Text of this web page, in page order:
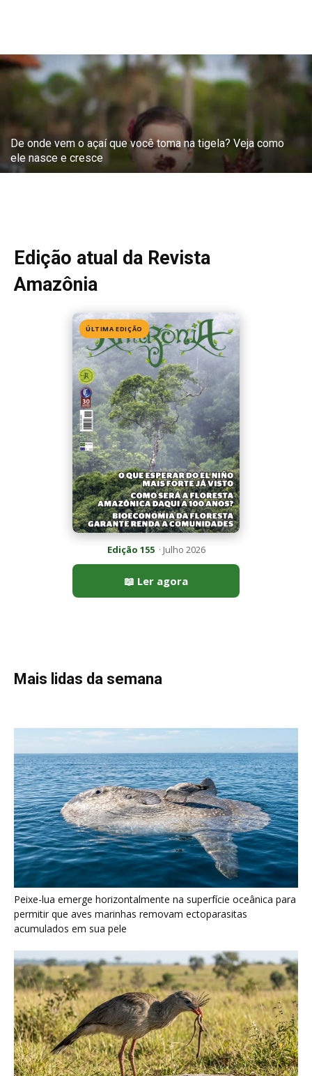
De onde vem o açaí que você toma na tigela? Veja como
ele nasce e cresce
Edição atual da Revista
Amazônia
ÚLTIMA EDIÇÃO
Edição 155· Julho 2026
📖 Ler agora
Mais lidas da semana
Peixe-lua emerge horizontalmente na superfície oceânica para
permitir que aves marinhas removam ectoparasitas
acumulados em sua pele